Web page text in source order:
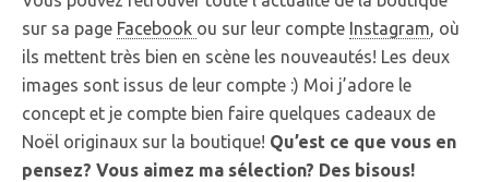
sur sa page Facebook ou sur leur compte Instagram, où
ils mettent très bien en scène les nouveautés! Les deux
images sont issus de leur compte :) Moi j’adore le
concept et je compte bien faire quelques cadeaux de
Noël originaux sur la boutique! Qu’est ce que vous en
pensez? Vous aimez ma sélection? Des bisous!